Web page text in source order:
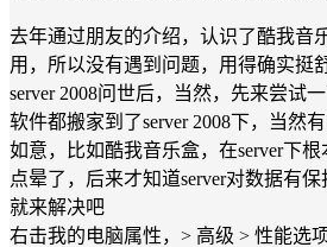
去年通过朋友的介绍，认识了酷我音
用，所以没有遇到问题，用得确实挺
server 2008问世后，当然，先来尝试
软件都搬家到了server 2008下，当然
如意，比如酷我音乐盒，在server下
点晕了，后来才知道server对数据有
就来解决吧
右击我的电脑属性，> 高级 > 性能选